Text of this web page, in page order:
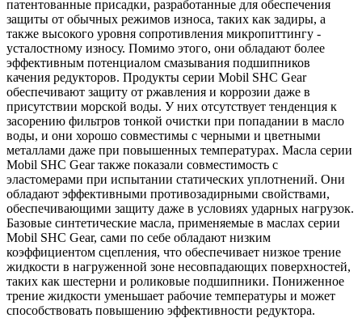
патентованные присадки, разработанные для обеспечения
защиты от обычных режимов износа, таких как задиры, а
также высокого уровня сопротивления микропиттингу -
усталостному износу. Помимо этого, они обладают более
эффективным потенциалом смазывания подшипников
качения редукторов. Продукты серии Mobil SHC Gear
обеспечивают защиту от ржавления и коррозии даже в
присутствии морской воды. У них отсутствует тенденция к
засорению фильтров тонкой очистки при попадании в масло
воды, и они хорошо совместимы с черными и цветными
металлами даже при повышенных температурах. Масла серии
Mobil SHC Gear также показали совместимость с
эластомерами при испытании статических уплотнений. Они
обладают эффективными противозадирными свойствами,
обеспечивающими защиту даже в условиях ударных нагрузок.
Базовые синтетические масла, применяемые в маслах серии
Mobil SHC Gear, сами по себе обладают низким
коэффициентом сцепления, что обеспечивает низкое трение
жидкости в нагруженной зоне несовпадающих поверхностей,
таких как шестерни и роликовые подшипники. Пониженное
трение жидкости уменьшает рабочие температуры и может
способствовать повышению эффективности редуктора.